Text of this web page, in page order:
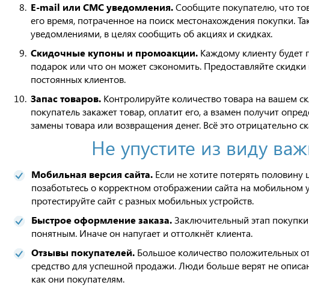
E-mail или СМС уведомления.Сообщите покупателю, что
его время, потраченное на поиск местонахождения покупки.
уведомлениями, в целях сообщить об акциях и скидках.
Скидочные купоны и промоакции. Каждому клиенту будет
подарок или что он может сэкономить. Предоставляйте
постоянных клиентов.
Запас товаров. Контролируйте количество товара на вашем
покупатель закажет товар, оплатит его, а взамен получит
замены товара или возвращения денег. Всё это отрицательно
Не упустите из виду
Мобильная версия сайта. Если не хотите потерять
позаботьтесь о корректном отображении сайта на мобильном
протестируйте сайт с разных мобильных устройств.
Быстрое оформление заказа.Заключительный этап
понятным. Иначе он напугает и оттолкнёт клиента.
Отзывы покупателей. Большое количество положительных
средство для успешной продажи. Люди больше верят не
как они покупателям.